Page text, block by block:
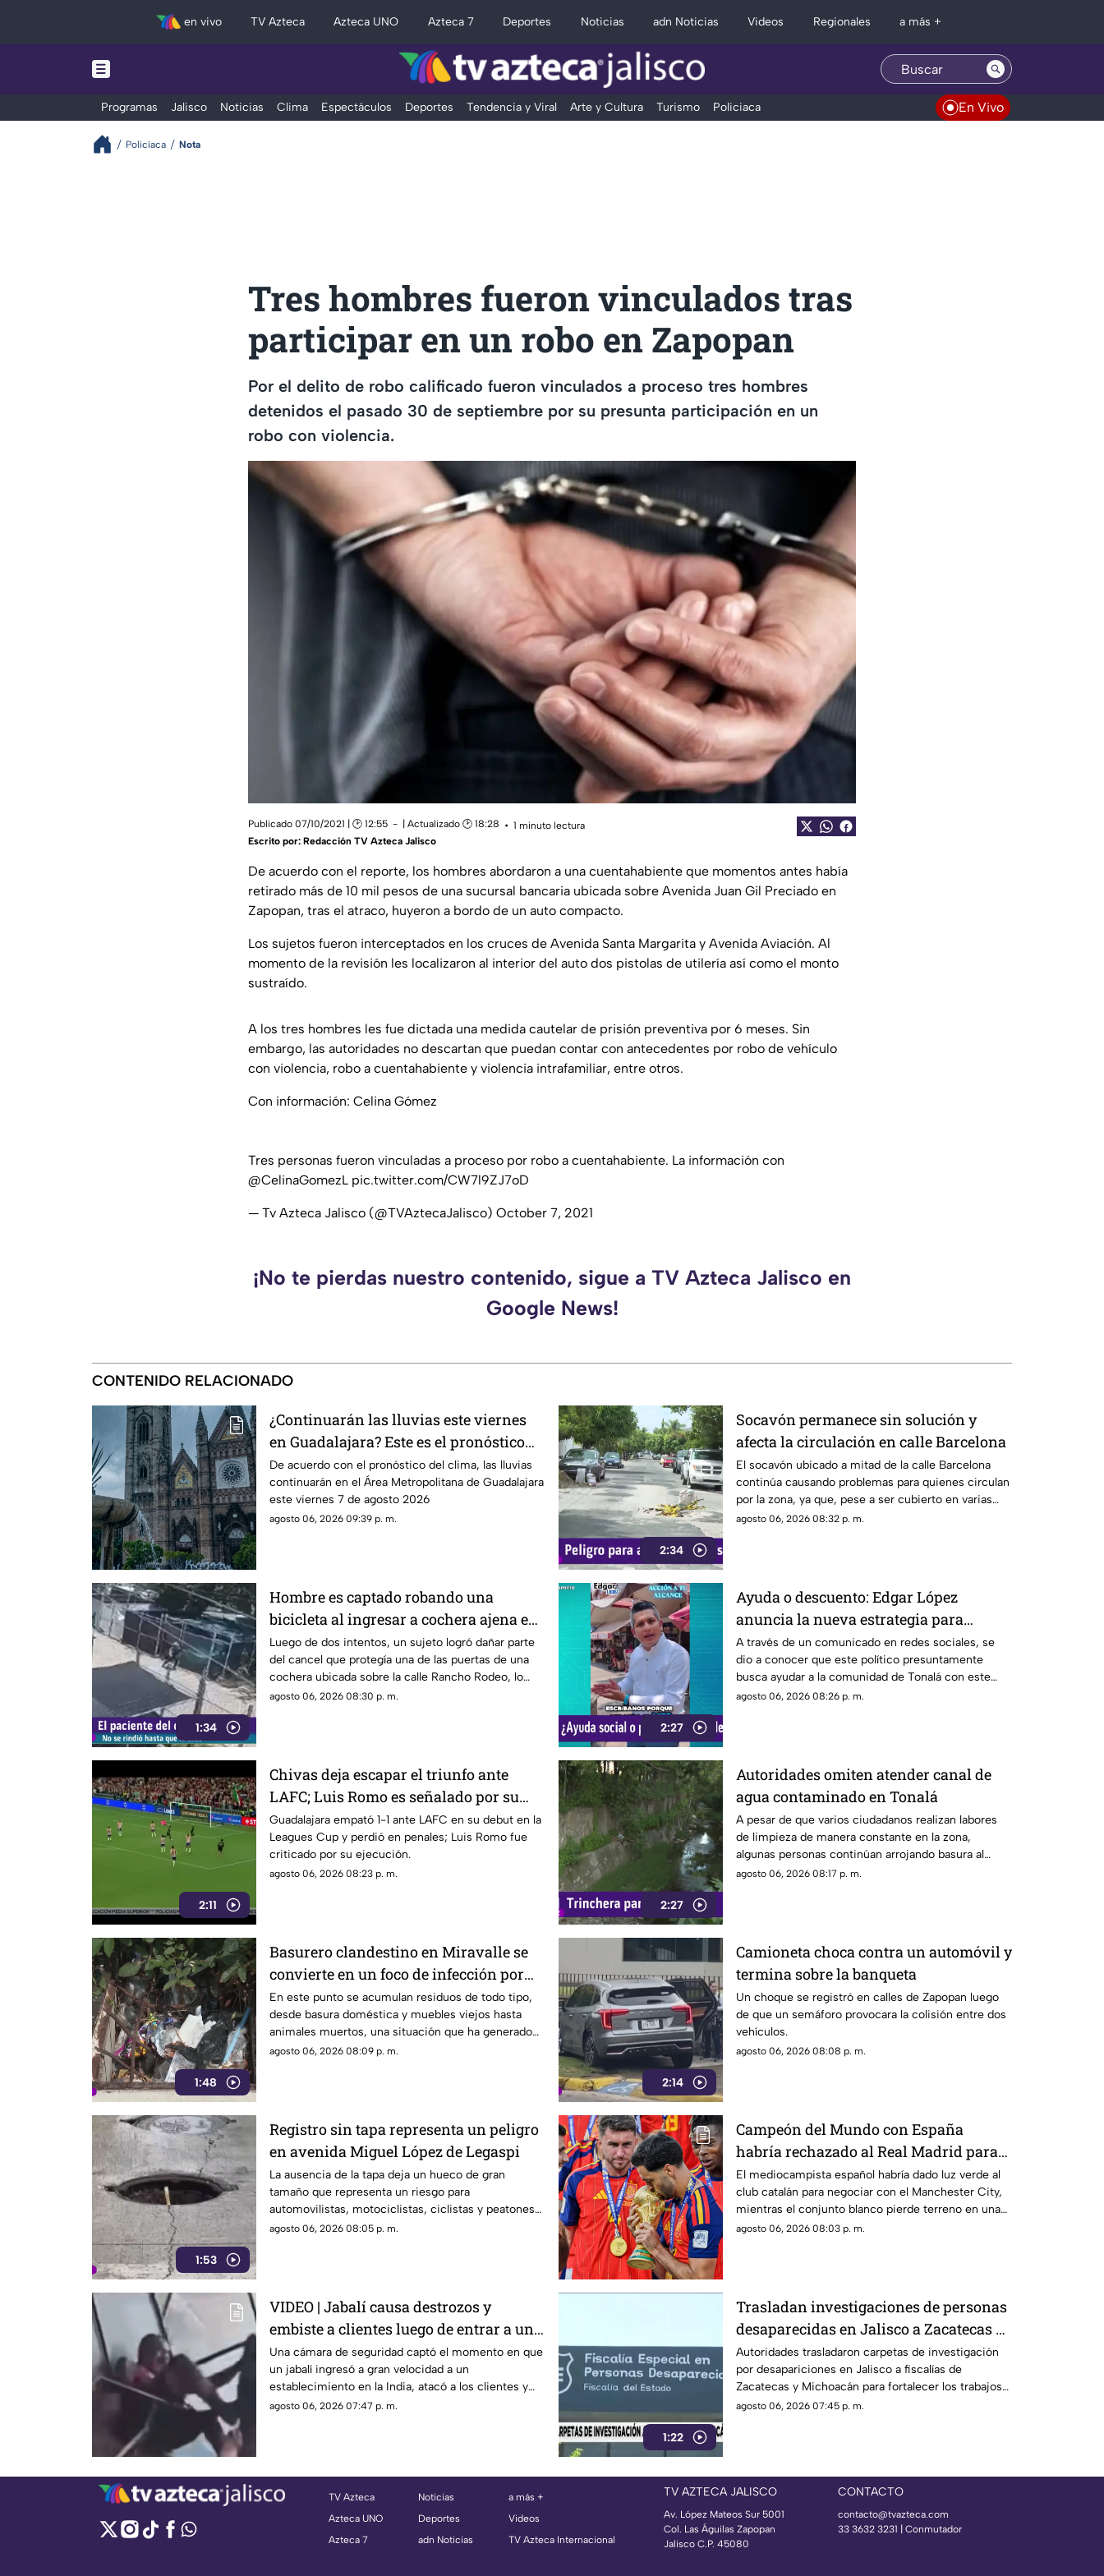
en vivo TV Azteca Azteca UNO Azteca 7 Deportes Noticias adn Noticias Videos Regionales a más +
Programas Jalisco Noticias Clima Espectáculos Deportes Tendencia y Viral Arte y Cultura Turismo Policiaca En Vivo
Policíaca Nota
Tres hombres fueron vinculados tras
participar en un robo en Zapopan
Por el delito de robo calificado fueron vinculados a proceso tres hombres
detenidos el pasado 30 de septiembre por su presunta participación en un
robo con violencia.
Publicado 07/10/2021 | 🕑 12:55 | Actualizado 🕑 18:28
1 minuto lectura
Escrito por: Redacción TV Azteca Jalisco
De acuerdo con el reporte, los hombres abordaron a una cuentahabiente que momentos antes había
retirado más de 10 mil pesos de una sucursal bancaria ubicada sobre Avenida Juan Gil Preciado en
Zapopan, tras el atraco, huyeron a bordo de un auto compacto.
Los sujetos fueron interceptados en los cruces de Avenida Santa Margarita y Avenida Aviación. Al
momento de la revisión les localizaron al interior del auto dos pistolas de utilería así como el monto
sustraído.
A los tres hombres les fue dictada una medida cautelar de prisión preventiva por 6 meses. Sin
embargo, las autoridades no descartan que puedan contar con antecedentes por robo de vehículo
con violencia, robo a cuentahabiente y violencia intrafamiliar, entre otros.
Con información: Celina Gómez
Tres personas fueron vinculadas a proceso por robo a cuentahabiente. La información con
@CelinaGomezL pic.twitter.com/CW7l9ZJ7oD
— Tv Azteca Jalisco (@TVAztecaJalisco) October 7, 2021
¡No te pierdas nuestro contenido, sigue a TV Azteca Jalisco en
Google News!
CONTENIDO RELACIONADO
¿Continuarán las lluvias este viernes
en Guadalajara? Este es el pronóstico
del clima hoy 7 de agosto
De acuerdo con el pronóstico del clima, las lluvias
continuarán en el Área Metropolitana de Guadalajara
este viernes 7 de agosto 2026
agosto 06, 2026 09:39 p. m.
2:34
Socavón permanece sin solución y
afecta la circulación en calle Barcelona
El socavón ubicado a mitad de la calle Barcelona
continúa causando problemas para quienes circulan
por la zona, ya que, pese a ser cubierto en varias
ocasiones, vuelve a aparecer con el paso del
agosto 06, 2026 08:32 p. m.
1:34
Hombre es captado robando una
bicicleta al ingresar a cochera ajena en
calle Rancho Rodeo
Luego de dos intentos, un sujeto logró dañar parte
del cancel que protegía una de las puertas de una
cochera ubicada sobre la calle Rancho Rodeo, lo
que le permitió ingresar al inmueble.
agosto 06, 2026 08:30 p. m.
2:27
Ayuda o descuento: Edgar López
anuncia la nueva estrategia para
ayudar algunas familias
A través de un comunicado en redes sociales, se
dio a conocer que este político presuntamente
busca ayudar a la comunidad de Tonalá con este
descuento.
agosto 06, 2026 08:26 p. m.
2:11
Chivas deja escapar el triunfo ante
LAFC; Luis Romo es señalado por su
cobro en penales
Guadalajara empató 1-1 ante LAFC en su debut en la
Leagues Cup y perdió en penales; Luis Romo fue
criticado por su ejecución.
agosto 06, 2026 08:23 p. m.
2:27
Autoridades omiten atender canal de
agua contaminado en Tonalá
A pesar de que varios ciudadanos realizan labores
de limpieza de manera constante en la zona,
algunas personas continúan arrojando basura al
canal de agua, provocando acumulación de
agosto 06, 2026 08:17 p. m.
1:48
Basurero clandestino en Miravalle se
convierte en un foco de infección por
acumulación de residuos.
En este punto se acumulan residuos de todo tipo,
desde basura doméstica y muebles viejos hasta
animales muertos, una situación que ha generado
molestias entre los vecinos, quienes exigen una
agosto 06, 2026 08:09 p. m.
2:14
Camioneta choca contra un automóvil y
termina sobre la banqueta
Un choque se registró en calles de Zapopan luego
de que un semáforo provocara la colisión entre dos
vehículos.
agosto 06, 2026 08:08 p. m.
1:53
Registro sin tapa representa un peligro
en avenida Miguel López de Legaspi
La ausencia de la tapa deja un hueco de gran
tamaño que representa un riesgo para
automovilistas, motociclistas, ciclistas y peatones
que transitan por la zona.
agosto 06, 2026 08:05 p. m.
Campeón del Mundo con España
habría rechazado al Real Madrid para
fichar con el Barcelona
El mediocampista español habría dado luz verde al
club catalán para negociar con el Manchester City,
mientras el conjunto blanco pierde terreno en una
de las operaciones más importantes del mercado.
agosto 06, 2026 08:03 p. m.
VIDEO | Jabalí causa destrozos y
embiste a clientes luego de entrar a un
negocio
Una cámara de seguridad captó el momento en que
un jabalí ingresó a gran velocidad a un
establecimiento en la India, atacó a los clientes y
dejó a un hombre de 60 años con diversas lesiones.
agosto 06, 2026 07:47 p. m.
1:22
Trasladan investigaciones de personas
desaparecidas en Jalisco a Zacatecas y
Michoacán
Autoridades trasladaron carpetas de investigación
por desapariciones en Jalisco a fiscalías de
Zacatecas y Michoacán para fortalecer los trabajos
de búsqueda y seguimiento.
agosto 06, 2026 07:45 p. m.
TV Azteca
Azteca UNO
Azteca 7
Noticias
Deportes
adn Noticias
a más +
Videos
TV Azteca Internacional
TV AZTECA JALISCO
Av. López Mateos Sur 5001
Col. Las Águilas Zapopan
Jalisco C.P. 45080
CONTACTO
contacto@tvazteca.com
33 3632 3231 | Conmutador